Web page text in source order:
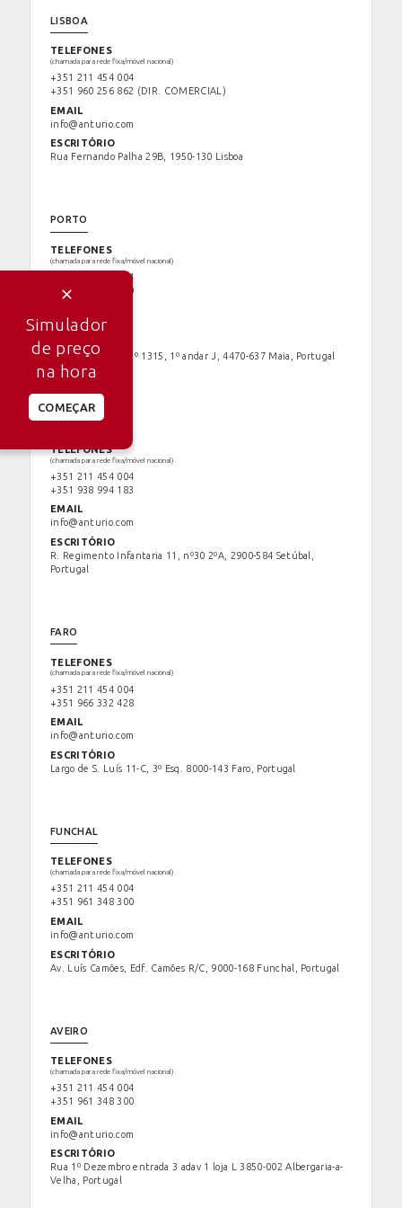
Simulador
de preço
na hora
COMEÇAR
LISBOA
TELEFONES
(chamada para rede fixa/móvel nacional)
+351 211 454 004
+351 960 256 862 (DIR. COMERCIAL)
EMAIL
info@anturio.com
ESCRITÓRIO
Rua Fernando Palha 29B, 1950-130 Lisboa
PORTO
TELEFONES
(chamada para rede fixa/móvel nacional)
+351 211 454 004
+351 961 348 300
info@anturio.com
Rua do Outeiro, nº 1315, 1º andar J, 4470-637 Maia, Portugal
SETÚBAL
TELEFONES
(chamada para rede fixa/móvel nacional)
+351 211 454 004
+351 938 994 183
EMAIL
info@anturio.com
ESCRITÓRIO
R. Regimento Infantaria 11, nº30 2ºA, 2900-584 Setúbal,
Portugal
FARO
TELEFONES
(chamada para rede fixa/móvel nacional)
+351 211 454 004
+351 966 332 428
EMAIL
info@anturio.com
ESCRITÓRIO
Largo de S. Luís 11-C, 3º Esq. 8000-143 Faro, Portugal
FUNCHAL
TELEFONES
(chamada para rede fixa/móvel nacional)
+351 211 454 004
+351 961 348 300
EMAIL
info@anturio.com
ESCRITÓRIO
Av. Luís Camões, Edf. Camões R/C, 9000-168 Funchal, Portugal
AVEIRO
TELEFONES
(chamada para rede fixa/móvel nacional)
+351 211 454 004
+351 961 348 300
EMAIL
info@anturio.com
ESCRITÓRIO
Rua 1º Dezembro entrada 3 adav 1 loja L 3850-002 Albergaria-a-
Velha, Portugal